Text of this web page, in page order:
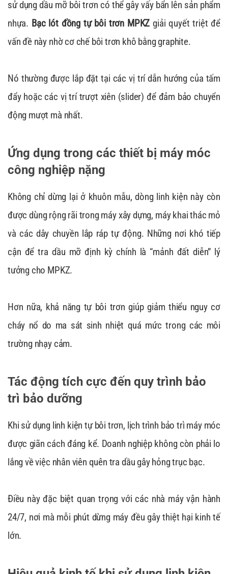
sử dụng dầu mỡ bôi trơn có thể gây vấy bẩn lên sản phẩm
nhựa. Bạc lót đồng tự bôi trơn MPKZ giải quyết triệt để
vấn đề này nhờ cơ chế bôi trơn khô bằng graphite.
Nó thường được lắp đặt tại các vị trí dẫn hướng của tấm
đẩy hoặc các vị trí trượt xiên (slider) để đảm bảo chuyển
động mượt mà nhất.
Ứng dụng trong các thiết bị máy móc
công nghiệp nặng
Không chỉ dừng lại ở khuôn mẫu, dòng linh kiện này còn
được dùng rộng rãi trong máy xây dựng, máy khai thác mỏ
và các dây chuyền lắp ráp tự động. Những nơi khó tiếp
cận để tra dầu mỡ định kỳ chính là “mảnh đất diễn” lý
tưởng cho MPKZ.
Hơn nữa, khả năng tự bôi trơn giúp giảm thiểu nguy cơ
cháy nổ do ma sát sinh nhiệt quá mức trong các môi
trường nhạy cảm.
Tác động tích cực đến quy trình bảo
trì bảo dưỡng
Khi sử dụng linh kiện tự bôi trơn, lịch trình bảo trì máy móc
được giãn cách đáng kể. Doanh nghiệp không còn phải lo
lắng về việc nhân viên quên tra dầu gây hỏng trục bạc.
Điều này đặc biệt quan trọng với các nhà máy vận hành
24/7, nơi mà mỗi phút dừng máy đều gây thiệt hại kinh tế
lớn.